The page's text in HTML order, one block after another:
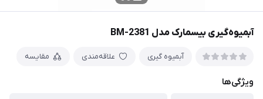
آبمیوه‌گیری بیسمارک مدل BM-2381
آبمیوه گیری علاقه‌مندی مقایسه
ویژگی‌ها